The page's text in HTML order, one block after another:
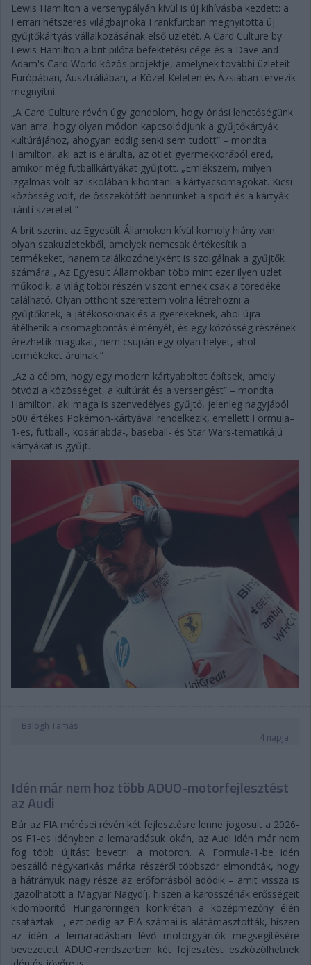
Lewis Hamilton a versenypályán kívül is új kihívásba kezdett: a
Ferrari hétszeres világbajnoka Frankfurtban megnyitotta új
gyűjtőkártyás vállalkozásának első üzletét. A Card Culture by
Lewis Hamilton a brit pilóta befektetési cége és a Dave and
Adam's Card World közös projektje, amelynek további üzleteit
Európában, Ausztráliában, a Közel-Keleten és Ázsiában tervezik
megnyitni.
„A Card Culture révén úgy gondolom, hogy óriási lehetőségünk
van arra, hogy olyan módon kapcsolódjunk a gyűjtőkártyák
kultúrájához, ahogyan eddig senki sem tudott” – mondta
Hamilton, aki azt is elárulta, az ötlet gyermekkorából ered,
amikor még futballkártyákat gyűjtött. „Emlékszem, milyen
izgalmas volt az iskolában kibontani a kártyacsomagokat. Kicsi
közösség volt, de összekötött bennünket a sport és a kártyák
iránti szeretet.”
A brit szerint az Egyesült Államokon kívül komoly hiány van
olyan szaküzletekből, amelyek nemcsak értékesítik a
termékeket, hanem találkozóhelyként is szolgálnak a gyűjtők
számára.„ Az Egyesült Államokban több mint ezer ilyen üzlet
működik, a világ többi részén viszont ennek csak a töredéke
található. Olyan otthont szerettem volna létrehozni a
gyűjtőknek, a játékosoknak és a gyerekeknek, ahol újra
átélhetik a csomagbontás élményét, és egy közösség részének
érezhetik magukat, nem csupán egy olyan helyet, ahol
termékeket árulnak.”
„Az a célom, hogy egy modern kártyaboltot építsek, amely
ötvözi a közösséget, a kultúrát és a versengést” – mondta
Hamilton, aki maga is szenvedélyes gyűjtő, jelenleg nagyjából
500 értékes Pokémon-kártyával rendelkezik, emellett Formula–
1-es, futball-, kosárlabda-, baseball- és Star Wars-tematikájú
kártyákat is gyűjt.
Balogh Tamás
4 napja
Idén már nem hoz több ADUO-motorfejlesztést
az Audi
Bár az FIA mérései révén két fejlesztésre lenne jogosult a 2026-
os F1-es idényben a lemaradásuk okán, az Audi idén már nem
fog több újítást bevetni a motoron. A Formula-1-be idén
beszálló négykarikás márka részéről többször elmondták, hogy
a hátrányuk nagy része az erőforrásból adódik – amit vissza is
igazolhatott a Magyar Nagydíj, hiszen a karosszériák erősségeit
kidomborító Hungaroringen konkrétan a középmezőny élén
csatáztak –, ezt pedig az FIA számai is alátámasztották, hiszen
az idén a lemaradásban lévő motorgyártók megsegítésére
bevezetett ADUO-rendszerben két fejlesztést eszközölhetnek